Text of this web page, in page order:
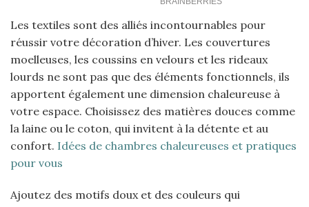
Les textiles sont des alliés incontournables pour
réussir votre décoration d’hiver. Les couvertures
moelleuses, les coussins en velours et les rideaux
lourds ne sont pas que des éléments fonctionnels, ils
apportent également une dimension chaleureuse à
votre espace. Choisissez des matières douces comme
la laine ou le coton, qui invitent à la détente et au
confort. Idées de chambres chaleureuses et pratiques
pour vous
Ajoutez des motifs doux et des couleurs qui